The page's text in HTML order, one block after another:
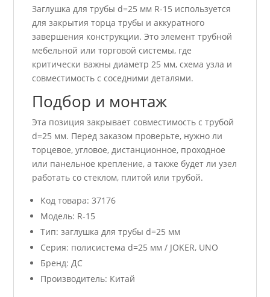
Заглушка для трубы d=25 мм R-15 используется
для закрытия торца трубы и аккуратного
завершения конструкции. Это элемент трубной
мебельной или торговой системы, где
критически важны диаметр 25 мм, схема узла и
совместимость с соседними деталями.
Подбор и монтаж
Эта позиция закрывает совместимость с трубой
d=25 мм. Перед заказом проверьте, нужно ли
торцевое, угловое, дистанционное, проходное
или панельное крепление, а также будет ли узел
работать со стеклом, плитой или трубой.
Код товара: 37176
Модель: R-15
Тип: заглушка для трубы d=25 мм
Серия: полисистема d=25 мм / JOKER, UNO
Бренд: ДС
Производитель: Китай